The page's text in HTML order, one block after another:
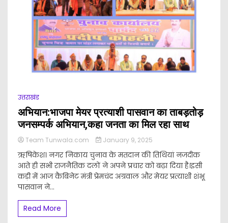
उत्तराखंड
अभियान:भाजपा मेयर प्रत्याशी पासवान का ताबड़तोड़
जनसम्पर्क अभियान,कहा जनता का मिल रहा साथ
Team Tunwala.com January 9, 2025
ऋषिकेश। नगर निकाय चुनाव के मतदान की तिथियां नजदीक
आते ही सभी राजनैतिक दलों ने अपने प्रचार को बढ़ा दिया है।इसी
कड़ी में आज कैबिनेट मंत्री प्रेमचंद अग्रवाल और मेयर प्रत्याशी शंभू
पासवान ने...
Read More